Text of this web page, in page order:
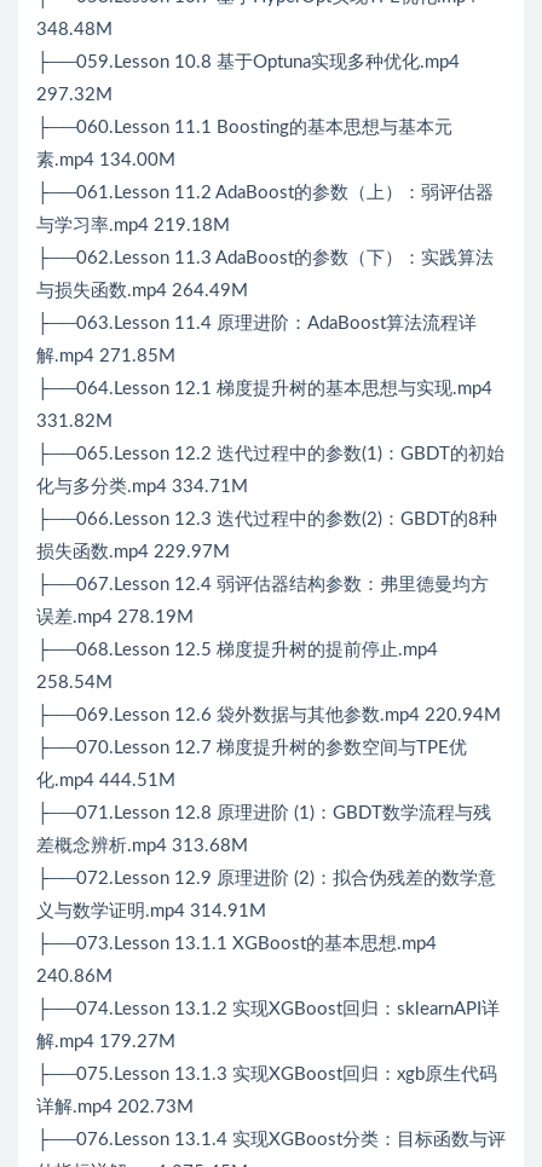
348.48M
├──059.Lesson 10.8 基于Optuna实现多种优化.mp4
297.32M
├──060.Lesson 11.1 Boosting的基本思想与基本元
素.mp4 134.00M
├──061.Lesson 11.2 AdaBoost的参数（上）：弱评估器
与学习率.mp4 219.18M
├──062.Lesson 11.3 AdaBoost的参数（下）：实践算法
与损失函数.mp4 264.49M
├──063.Lesson 11.4 原理进阶：AdaBoost算法流程详
解.mp4 271.85M
├──064.Lesson 12.1 梯度提升树的基本思想与实现.mp4
331.82M
├──065.Lesson 12.2 迭代过程中的参数(1)：GBDT的初始
化与多分类.mp4 334.71M
├──066.Lesson 12.3 迭代过程中的参数(2)：GBDT的8种
损失函数.mp4 229.97M
├──067.Lesson 12.4 弱评估器结构参数：弗里德曼均方
误差.mp4 278.19M
├──068.Lesson 12.5 梯度提升树的提前停止.mp4
258.54M
├──069.Lesson 12.6 袋外数据与其他参数.mp4 220.94M
├──070.Lesson 12.7 梯度提升树的参数空间与TPE优
化.mp4 444.51M
├──071.Lesson 12.8 原理进阶 (1)：GBDT数学流程与残
差概念辨析.mp4 313.68M
├──072.Lesson 12.9 原理进阶 (2)：拟合伪残差的数学意
义与数学证明.mp4 314.91M
├──073.Lesson 13.1.1 XGBoost的基本思想.mp4
240.86M
├──074.Lesson 13.1.2 实现XGBoost回归：sklearnAPI详
解.mp4 179.27M
├──075.Lesson 13.1.3 实现XGBoost回归：xgb原生代码
详解.mp4 202.73M
├──076.Lesson 13.1.4 实现XGBoost分类：目标函数与评